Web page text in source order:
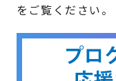
をご覧ください。